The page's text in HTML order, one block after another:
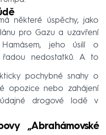
některé úspěchy, jako
pro Gazu a uzavření
jeho úsilí o
nedostatků. A to
pochybné snahy o
opozice nebo zahájení
drogové lodě v
„Abrahámovské